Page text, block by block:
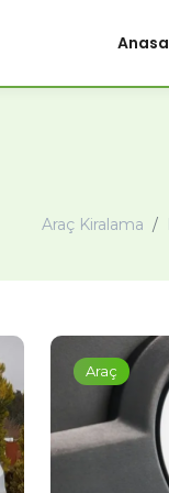
Araç Kiralama
Araç